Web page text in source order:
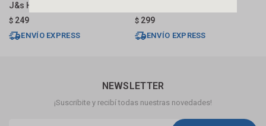
J&s Home Blanco
$ 249
ENVÍO EXPRESS
$ 299
ENVÍO EXPRESS
NEWSLETTER
¡Suscribite y recibí todas nuestras novedades!